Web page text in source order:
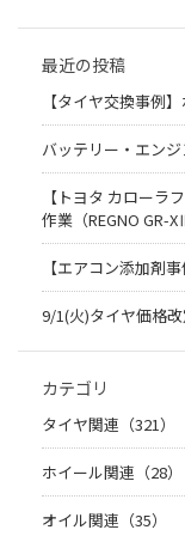
最近の投稿
【タイヤ交換事
バッテリー・エン
【トヨタ カローラ
作業（REGNO GR-
【エアコン添加剤
9/1(火)タイヤ価格
カテゴリ
タイヤ関連（321）
ホイール関連（28）
オイル関連（35）